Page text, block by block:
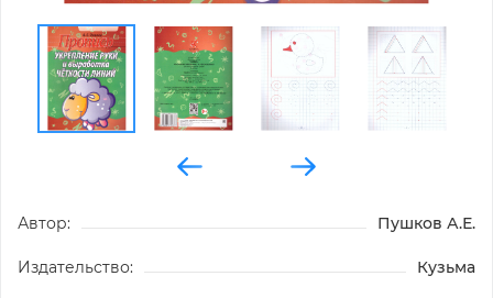
Автор: Пушков А.Е.
Издательство: Кузьма